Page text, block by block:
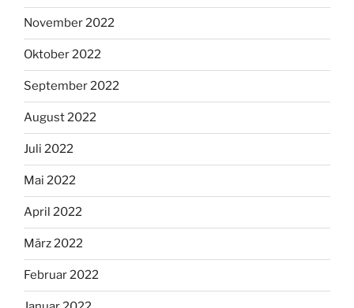
November 2022
Oktober 2022
September 2022
August 2022
Juli 2022
Mai 2022
April 2022
März 2022
Februar 2022